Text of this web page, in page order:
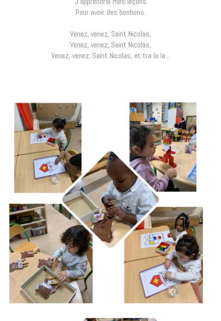
Pour avoir des bonbons.
Venez, venez, Saint Nicolas,
Venez, venez, Saint Nicolas,
Venez, venez, Saint Nicolas, et tra la la...